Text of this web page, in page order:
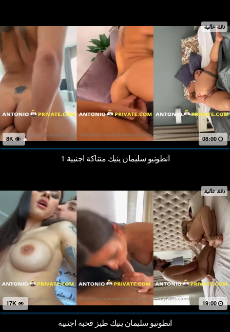
دقة عالية
08:00
انطونيو سليمان ينيك متناكة اجنبية 1
دقة عالية
19:00
انطونيو سليمان ينيك طيز قحبة اجنبية